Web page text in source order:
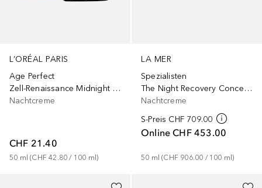
L’ORÉAL PARIS
Age Perfect
Zell-Renaissance Midnight Creme
Nachtcreme
CHF 21.40
50 ml (CHF 42.80 / 100 ml)
LA MER
Spezialisten
The Night Recovery Concentrate
Nachtcreme
S-Preis CHF 709.00
Online CHF 453.00
50 ml (CHF 906.00 / 100 ml)